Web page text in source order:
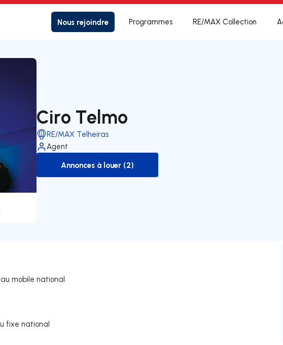
Nous rejoindre Programmes RE/MAX Collection
Ciro Telmo
RE/MAX Telheiras
Agent
to-rent-listing
Annonces à louer (2)
mobile national
fixe national